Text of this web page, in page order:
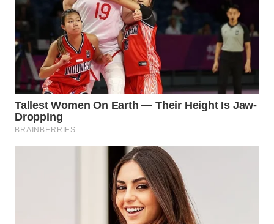
WN
DAIRI
WN
DANAU